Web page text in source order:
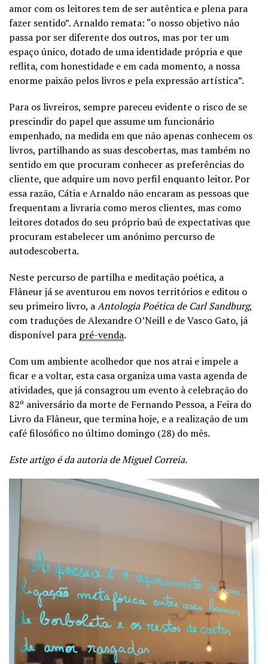
amor com os leitores tem de ser autêntica e plena para
fazer sentido”. Arnaldo remata: “o nosso objetivo não
passa por ser diferente dos outros, mas por ter um
espaço único, dotado de uma identidade própria e que
reflita, com honestidade e em cada momento, a nossa
enorme paixão pelos livros e pela expressão artística”.
Para os livreiros, sempre pareceu evidente o risco de se
prescindir do papel que assume um funcionário
empenhado, na medida em que não apenas conhecem os
livros, partilhando as suas descobertas, mas também no
sentido em que procuram conhecer as preferências do
cliente, que adquire um novo perfil enquanto leitor. Por
essa razão, Cátia e Arnaldo não encaram as pessoas que
frequentam a livraria como meros clientes, mas como
leitores dotados do seu próprio baú de expectativas que
procuram estabelecer um anónimo percurso de
autodescoberta.
Neste percurso de partilha e meditação poética, a
Flâneur já se aventurou em novos territórios e editou o
seu primeiro livro, aAntologia Poética de Carl Sandburg,
com traduções de Alexandre O’Neill e de Vasco Gato, já
disponível para pré-venda.
Com um ambiente acolhedor que nos atrai e impele a
ficar e a voltar, esta casa organiza uma vasta agenda de
atividades, que já consagrou um evento à celebração do
82º aniversário da morte de Fernando Pessoa, a Feira do
Livro da Flâneur, que termina hoje, e a realização de um
café filosófico no último domingo (28) do mês.
Este artigo é da autoria de Miguel Correia.